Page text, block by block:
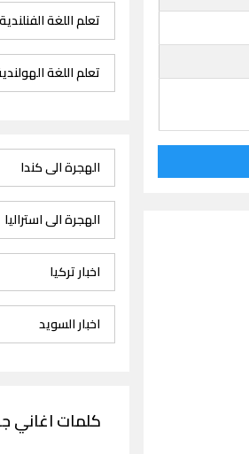
تعلم اللغة الفنلندية
تعلم اللغة
الهجرة الى كندا
الهجرة الى استراليا
اخبار تركيا
اخبار السويد
كلمات اغاني